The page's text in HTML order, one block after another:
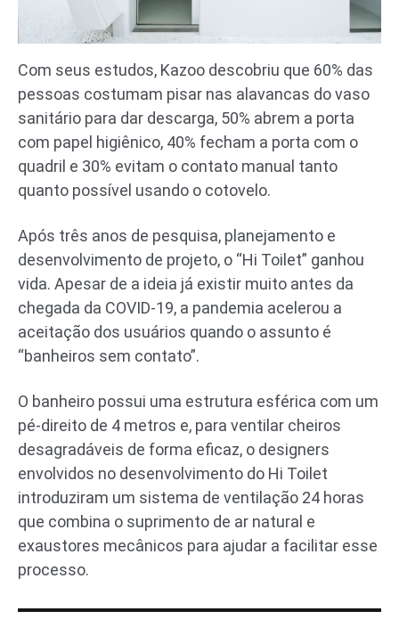
Com seus estudos, Kazoo descobriu que 60% das
pessoas costumam pisar nas alavancas do vaso
sanitário para dar descarga, 50% abrem a porta
com papel higiênico, 40% fecham a porta com o
quadril e 30% evitam o contato manual tanto
quanto possível usando o cotovelo.
Após três anos de pesquisa, planejamento e
desenvolvimento de projeto, o “Hi Toilet” ganhou
vida. Apesar de a ideia já existir muito antes da
chegada da COVID-19, a pandemia acelerou a
aceitação dos usuários quando o assunto é
“banheiros sem contato”.
O banheiro possui uma estrutura esférica com um
pé-direito de 4 metros e, para ventilar cheiros
desagradáveis de forma eficaz, o designers
envolvidos no desenvolvimento do Hi Toilet
introduziram um sistema de ventilação 24 horas
que combina o suprimento de ar natural e
exaustores mecânicos para ajudar a facilitar esse
processo.